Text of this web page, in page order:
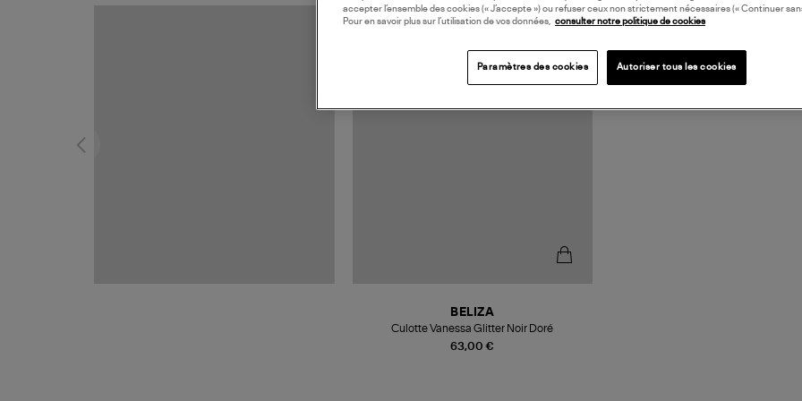
MADE IN EUROPE
63,00 €
BELIZA
Culotte Vanessa Glitter Noir Doré
accepter l’ensemble des cookies (« J’accepte ») ou refuser ceux non strictement nécessaires (« Continuer
Pour en savoir plus sur l’utilisation de vos données,
consulter notre politique de cookies
Paramètres des cookies Autoriser tous les cookies